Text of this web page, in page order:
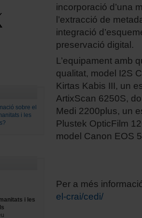
sobre el
i les
i les
incorporació d’una
l’extracció de
integració
preservació digital.
L’equipament amb
qualitat, model I2S
Kirtas Kabis III, un
ArtixScan 6250S,
Medi 2200plus, un
Plustek OpticFilm
model Canon EOS
Per a més
el-crai/cedi/